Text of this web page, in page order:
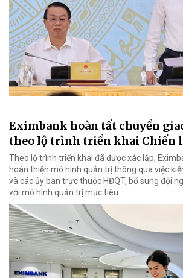
Eximbank hoàn tất chuyển
theo lộ trình triển khai Chiến
Theo lộ trình triển khai đã được xác lập,
hoàn thiện mô hình quản trị thông qua việc
và các ủy ban trực thuộc HĐQT, bổ sung đội
với mô hình quản trị mục tiêu...